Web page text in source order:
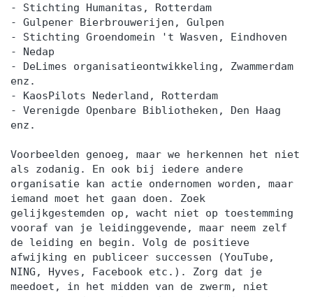
- Stichting Humanitas, Rotterdam
- Gulpener Bierbrouwerijen, Gulpen
- Stichting Groendomein 't Wasven, Eindhoven
- Nedap
- DeLimes organisatieontwikkeling, Zwammerdam
enz.
- KaosPilots Nederland, Rotterdam
- Verenigde Openbare Bibliotheken, Den Haag
enz.
Voorbeelden genoeg, maar we herkennen het niet
als zodanig. En ook bij iedere andere
organisatie kan actie ondernomen worden, maar
iemand moet het gaan doen. Zoek
gelijkgestemden op, wacht niet op toestemming
vooraf van je leidinggevende, maar neem zelf
de leiding en begin. Volg de positieve
afwijking en publiceer successen (YouTube,
NING, Hyves, Facebook etc.). Zorg dat je
meedoet, in het midden van de zwerm, niet